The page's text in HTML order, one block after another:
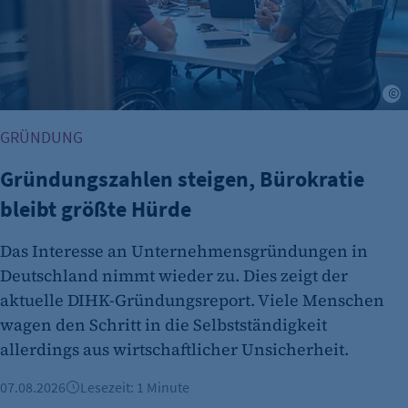
Tracking Opt-In ausgespielt wird. Wird auch
für ein eventuelles Opt-Out verwendet.
Cookie Laufzeit:
"no" - 50 Jahre "yes" - 480 Tage
fe_typo_user
Anbieter:
Session-Cookie für die Verwaltung von
Benutzer-Sessions (z. B. bei Login, Umfrage
oder Formularen). Wird auch bei Caching zur
Identifizierung verwendet.
Cookie Laufzeit:
GRÜNDUNG
Gründungszahlen steigen, Bürokratie
bleibt größte Hürde
Das Interesse an Unternehmensgründungen in
Deutschland nimmt wieder zu. Dies zeigt der
aktuelle DIHK-Gründungsreport. Viele Menschen
wagen den Schritt in die Selbstständigkeit
allerdings aus wirtschaftlicher Unsicherheit.
07.08.2026 Lesezeit: 1 Minute